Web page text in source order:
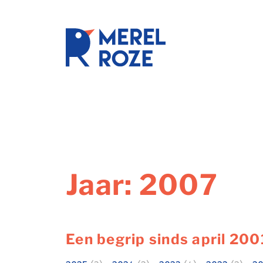
Jaar: 2007
Een begrip sinds april